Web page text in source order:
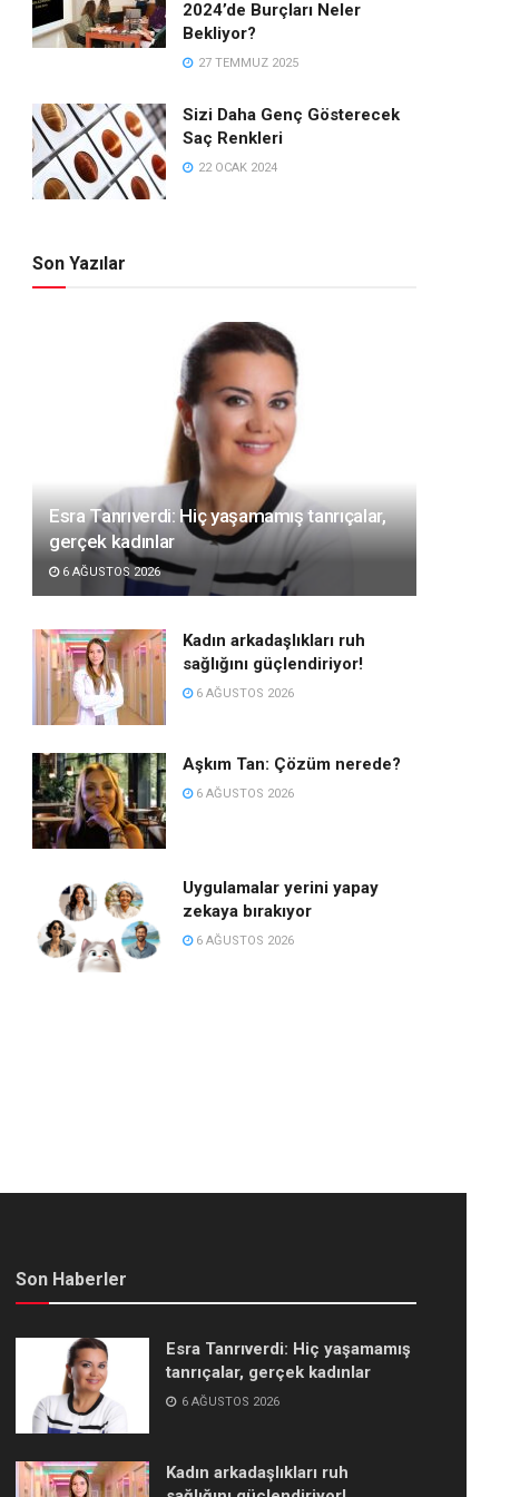
2024’de Burçları Neler
Bekliyor?
27 TEMMUZ 2025
Sizi Daha Genç Gösterecek
Saç Renkleri
22 OCAK 2024
Son Yazılar
Esra Tanrıverdi: Hiç yaşamamış tanrıçalar,
gerçek kadınlar
6 AĞUSTOS 2026
Kadın arkadaşlıkları ruh
sağlığını güçlendiriyor!
6 AĞUSTOS 2026
Aşkım Tan: Çözüm nerede?
6 AĞUSTOS 2026
Uygulamalar yerini yapay
zekaya bırakıyor
6 AĞUSTOS 2026
Son Haberler
Esra Tanrıverdi: Hiç yaşamamış
tanrıçalar, gerçek kadınlar
6 AĞUSTOS 2026
Kadın arkadaşlıkları ruh